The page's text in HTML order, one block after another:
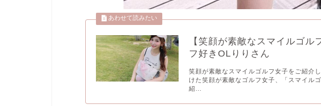
【笑顔が素敵なスマイルゴル
フ好きOLりりさん
笑顔が素敵なスマイルゴルフ女子をご紹介
けた笑顔が素敵なゴルフ女子、「スマイル
紹...